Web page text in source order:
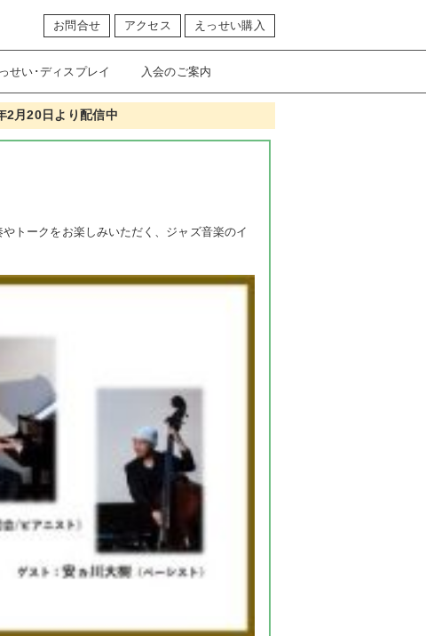
お問合せ アクセス えっせい購入
せい･ディスプレイ 入会のご案内
2月20日より配信中
トークをお楽しみいただく、ジャズ音楽のイ